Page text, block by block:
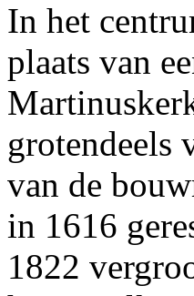
In het
plaats van
grotendeels
van de
in 1616
1822